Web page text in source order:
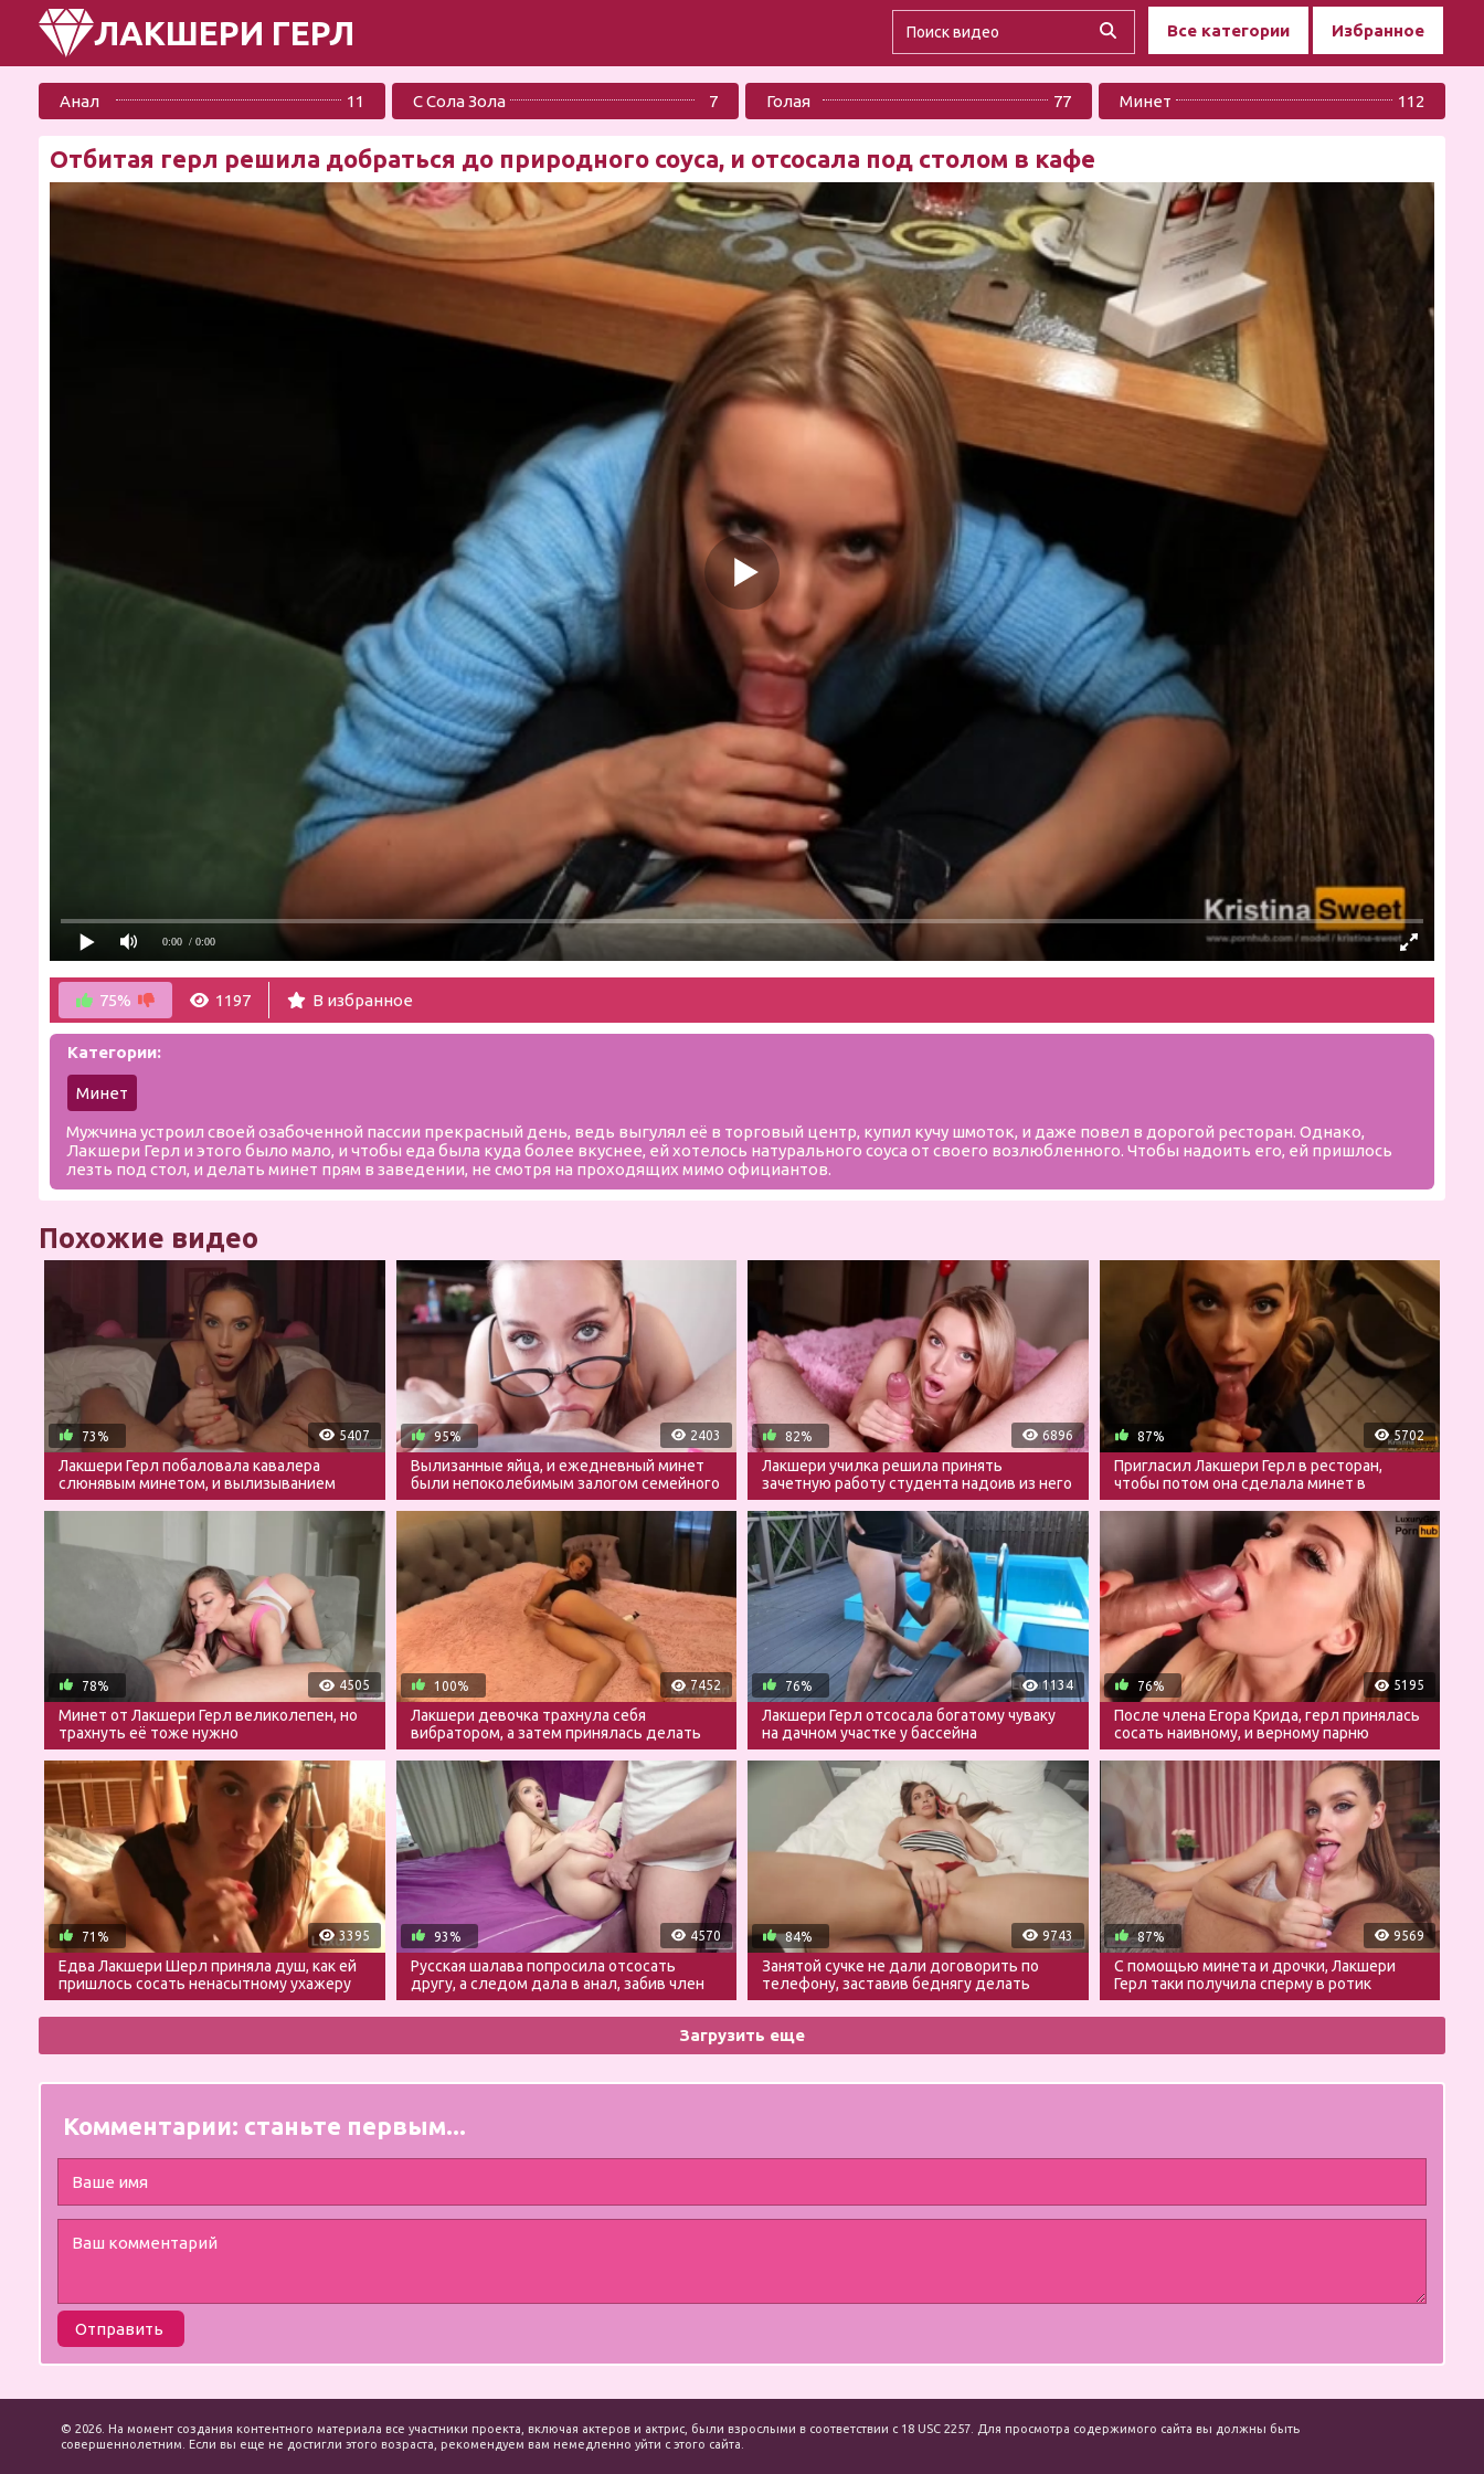
ЛАКШЕРИ ГЕРЛ Все категории Избранное
Анал 11 С Сола Зола 7 Голая 77 Минет 112
Отбитая герл решила добраться до природного соуса, и отсосала под столом в кафе
0:00 / 0:00
75% 1197 В избранное
Категории:
Минет
Мужчина устроил своей озабоченной пассии прекрасный день, ведь выгулял её в торговый центр, купил кучу шмоток, и даже повел в дорогой ресторан. Однако,
Лакшери Герл и этого было мало, и чтобы еда была куда более вкуснее, ей хотелось натурального соуса от своего возлюбленного. Чтобы надоить его, ей пришлось
лезть под стол, и делать минет прям в заведении, не смотря на проходящих мимо официантов.
Похожие видео
5407
73%
Лакшери Герл побаловала кавалера
слюнявым минетом, и вылизыванием
яичек
2403
95%
Вылизанные яйца, и ежедневный минет
были непоколебимым залогом семейного
счастья
6896
82%
Лакшери училка решила принять
зачетную работу студента надоив из него
сперму
5702
87%
Пригласил Лакшери Герл в ресторан,
чтобы потом она сделала минет в
туалете
4505
78%
Минет от Лакшери Герл великолепен, но
трахнуть её тоже нужно
7452
100%
Лакшери девочка трахнула себя
вибратором, а затем принялась делать
минет
1134
76%
Лакшери Герл отсосала богатому чуваку
на дачном участке у бассейна
5195
76%
После члена Егора Крида, герл принялась
сосать наивному, и верному парню
3395
71%
Едва Лакшери Шерл приняла душ, как ей
пришлось сосать ненасытному ухажеру
4570
93%
Русская шалава попросила отсосать
другу, а следом дала в анал, забив член
на парня
9743
84%
Занятой сучке не дали договорить по
телефону, заставив беднягу делать
минет
9569
87%
С помощью минета и дрочки, Лакшери
Герл таки получила сперму в ротик
Загрузить еще
Комментарии: станьте первым...
Отправить
© 2026. На момент создания контентного материала все участники проекта, включая актеров и актрис, были взрослыми в соответствии с 18 USC 2257. Для просмотра содержимого сайта вы должны быть
совершеннолетним. Если вы еще не достигли этого возраста, рекомендуем вам немедленно уйти с этого сайта.